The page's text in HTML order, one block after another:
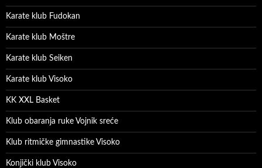
Karate klub Fudokan
Karate klub Moštre
Karate klub Seiken
Karate klub Visoko
KK XXL Basket
Klub obaranja ruke Vojnik sreće
Klub ritmičke gimnastike Visoko
Konjički klub Visoko